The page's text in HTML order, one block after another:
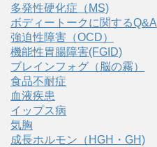
多発性硬化症（MS)
ボディートークに関するQ&A
強迫性障害（OCD）
機能性胃腸障害(FGID)
ブレインフォグ（脳の霧）
食品不耐症
血液疾患
イップス病
気胸
成長ホルモン（HGH・GH)